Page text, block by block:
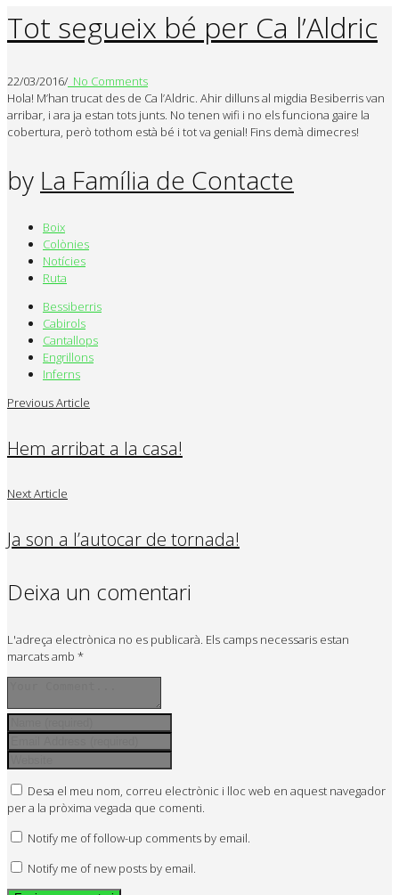
Tot segueix bé per Ca l’Aldric
22/03/2016/ No Comments
Hola! M’han trucat des de Ca l’Aldric. Ahir dilluns al migdia Besiberris van
arribar, i ara ja estan tots junts. No tenen wifi i no els funciona gaire la
cobertura, però tothom està bé i tot va genial! Fins demà dimecres!
by La Família de Contacte
Boix
Colònies
Notícies
Ruta
Bessiberris
Cabirols
Cantallops
Engrillons
Inferns
Previous Article
Hem arribat a la casa!
Next Article
Ja son a l’autocar de tornada!
Deixa un comentari
L'adreça electrònica no es publicarà. Els camps necessaris estan
marcats amb *
Desa el meu nom, correu electrònic i lloc web en aquest navegador
per a la pròxima vegada que comenti.
Notify me of follow-up comments by email.
Notify me of new posts by email.